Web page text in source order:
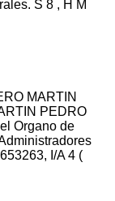
S 8 , H M
MARTIN
PEDRO
Organo de
I/A 4 (